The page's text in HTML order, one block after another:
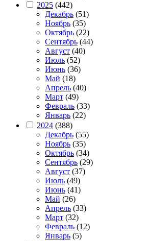
2025 (442)
Декабрь (51)
Ноябрь (35)
Октябрь (22)
Сентябрь (44)
Август (40)
Июль (52)
Июнь (36)
Май (18)
Апрель (40)
Март (49)
Февраль (33)
Январь (22)
2024 (388)
Декабрь (55)
Ноябрь (35)
Октябрь (34)
Сентябрь (29)
Август (37)
Июль (49)
Июнь (41)
Май (26)
Апрель (33)
Март (32)
Февраль (12)
Январь (5)